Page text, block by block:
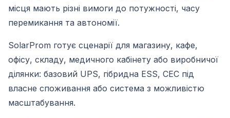
місця мають різні вимоги до потужності, часу
перемикання та автономії.
SolarProm готує сценарії для магазину, кафе,
офісу, складу, медичного кабінету або виробничої
ділянки: базовий UPS, гібридна ESS, СЕС під
власне споживання або система з можливістю
масштабування.